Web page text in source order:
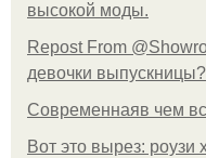
высокой моды.
Repost From
девочки выпускницы?
Современнаяв чем
Вот это вырез: роузи